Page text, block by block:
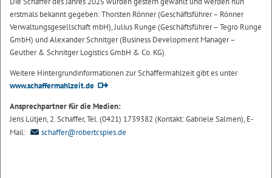
erstmals bekannt gegeben: Thorsten Rönner (Geschäftsführer – Rönner
Verwaltungsgesellschaft mbH), Julius Runge (Geschäftsführer – Tegro Runge
GmbH) und Alexander Schnitger (Business Development Manager –
Geuther & Schnitger Logistics GmbH & Co. KG).
Weitere Hintergrundinformationen zur Schaffermahlzeit gibt es unter
www.schaffermahlzeit.de
Ansprechpartner für die Medien:
Jens Lütjen, 2. Schaffer, Tel. (0421) 1739382 (Kontakt: Gabriele Salmen), E-
Mail:
schaffer@robertcspies.de